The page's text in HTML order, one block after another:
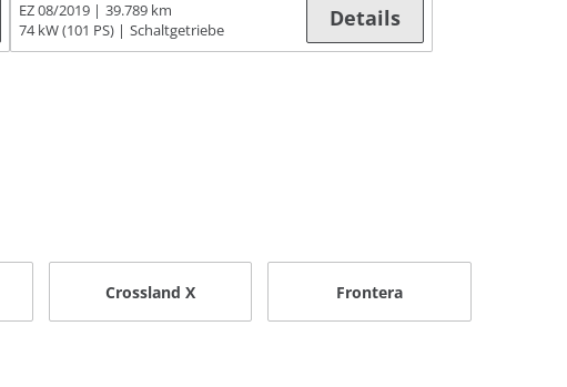
EZ 08/2019
39.789 km
74 kW (101 PS)
Schaltgetriebe Details
Crossland X Frontera